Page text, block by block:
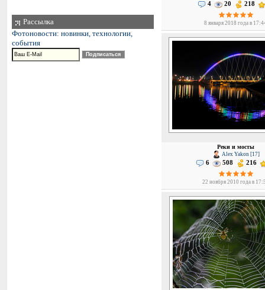
Рассылка
Фотоновости: новинки, технологии,
события
4 20 218
8 января 2018 года в
Реки и мосты
Alex Yakon [17]
6 508 216
22 ноября 2010 года в